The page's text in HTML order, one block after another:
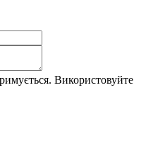
Використовуйте